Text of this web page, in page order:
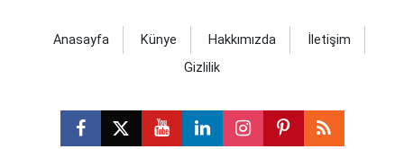
Anasayfa Künye Hakkımızda
İletişim
Gizlilik